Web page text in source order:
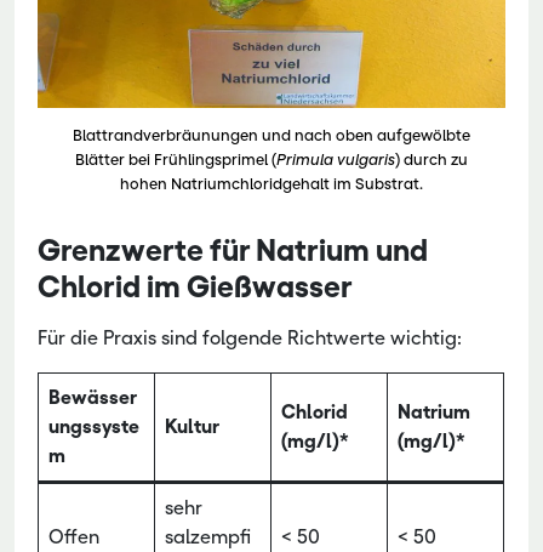
Blattrandverbräunungen und nach oben aufgewölbte
Blätter bei Frühlingsprimel (Primula vulgaris) durch zu
hohen Natriumchloridgehalt im Substrat.
Grenzwerte für Natrium und
Chlorid im Gießwasser
Für die Praxis sind folgende Richtwerte wichtig:
Bewässer
ungssyste
m
Kultur
Chlorid
(mg/l)*
Natrium
(mg/l)*
Offen
sehr
salzempfi
< 50 < 50